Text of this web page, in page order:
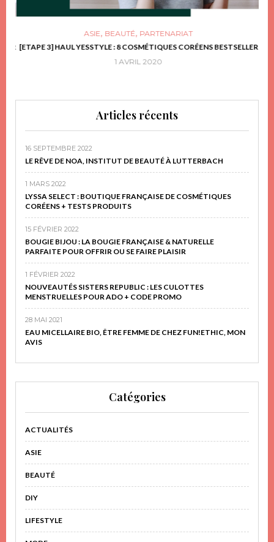
ASIE, BEAUTÉ, PARTENARIAT
[ETAPE 3] HAUL YESSTYLE : 8 COSMÉTIQUES CORÉENS BESTSELLER
1 AVRIL 2020
Articles récents
16 SEPTEMBRE 2022
LE RÊVE DE NOA, INSTITUT DE BEAUTÉ À LUTTERBACH
1 MARS 2022
LYSSA SELECT : BOUTIQUE FRANÇAISE DE COSMÉTIQUES
CORÉENS + TESTS PRODUITS
15 FÉVRIER 2022
BOUGIE BIJOU : LA BOUGIE FRANÇAISE & NATURELLE
PARFAITE POUR OFFRIR OU SE FAIRE PLAISIR
1 FÉVRIER 2022
NOUVEAUTÉS SISTERS REPUBLIC : LES CULOTTES
MENSTRUELLES POUR ADO + CODE PROMO
28 MAI 2021
EAU MICELLAIRE BIO, ÊTRE FEMME DE CHEZ FUN!ETHIC, MON
AVIS
Catégories
ACTUALITÉS
ASIE
BEAUTÉ
DIY
LIFESTYLE